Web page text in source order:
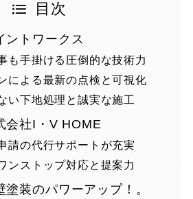
目次
ントワークス
も手掛ける圧倒的な技術力
による最新の点検と可視化
い下地処理と誠実な施工
会社I・V HOME
請の代行サポートが充実
ンストップ対応と提案力
塗装のパワーアップ！。